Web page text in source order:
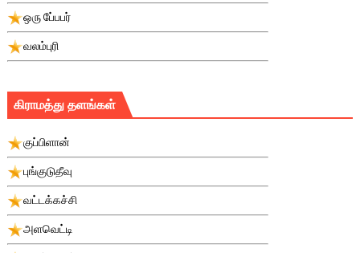
ஒரு பே்பபர்
வலம்புரி
கிராமத்து தளங்கள்
குப்பிளான்
புங்குடுதீவு
வட்டக்கச்சி
அளவெட்டி